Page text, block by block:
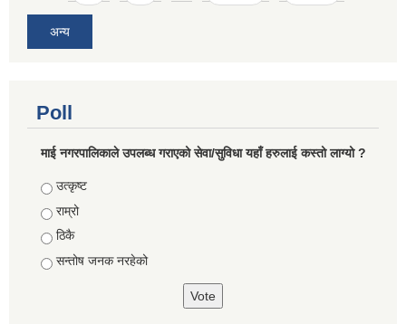
अन्य
Poll
माई नगरपालिकाले उपलब्ध गराएको सेवा/सुविधा यहाँ हरुलाई कस्तो लाग्यो ?
Choices
उत्कृष्ट
राम्रो
ठिकै
सन्तोष जनक नरहेको